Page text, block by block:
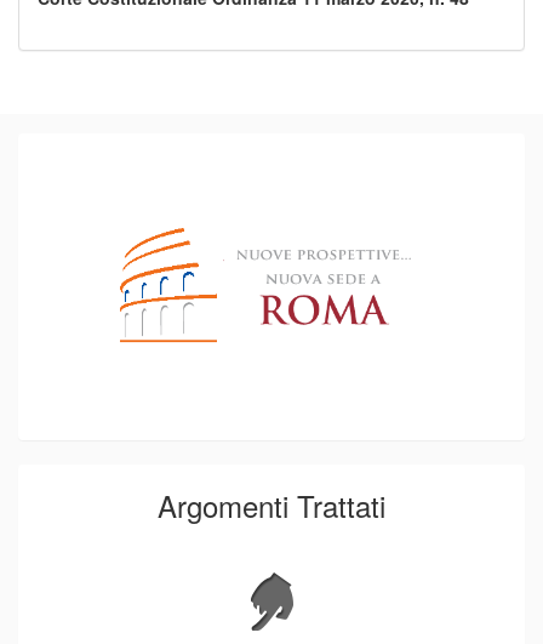
Argomenti Trattati